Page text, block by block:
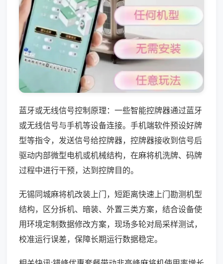
蓝牙或无线信号控制原理：一些智能控牌器通过蓝牙
或无线信号与手机等设备连接。手机端软件预设好牌
型等指令，发送信号给控牌器，控牌器接收到信号后
驱动内部微型电机或机械结构，在麻将机洗牌、码牌
过程中进行干预，达到控牌目的。
无锡同城麻将机改装上门，短距离快速上门勘测机型
结构，区分拆机、暗装、外置三类方案，结合设备使
用环境定制数据修改方案，现场多轮对局采样测试，
校准运行误差，保障长期运行数据稳定。